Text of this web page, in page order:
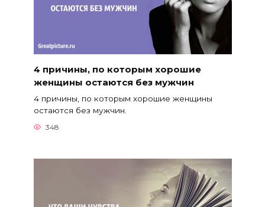
4 причины, по которым хорошие
женщины остаются без мужчин
4 причины, по которым хорошие женщины
остаются без мужчин.
348